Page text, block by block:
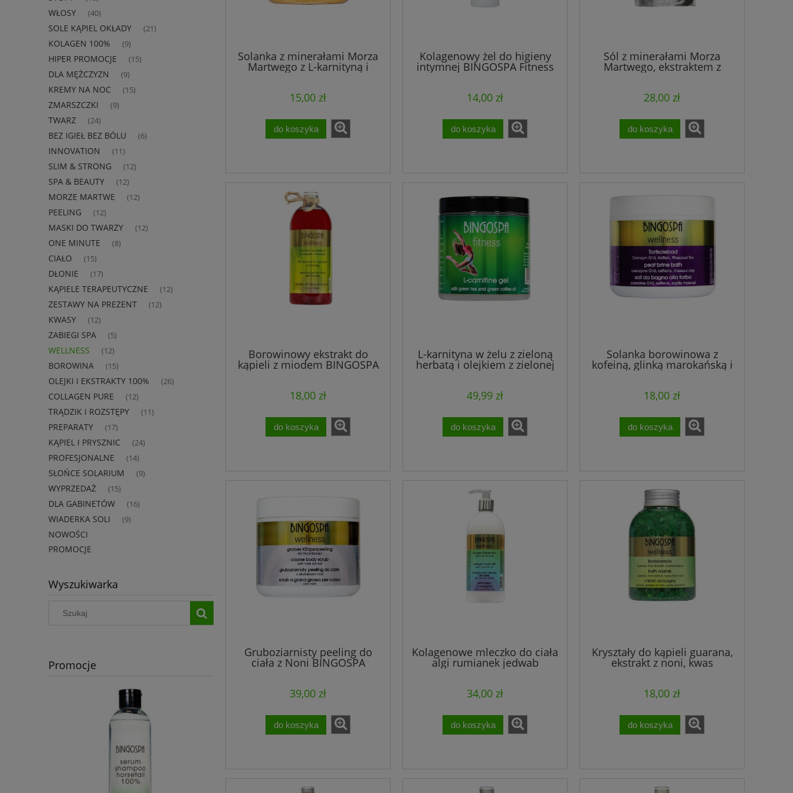
WŁOSY (40)
SOLE KĄPIEL OKŁADY (21)
KOLAGEN 100% (9)
HIPER PROMOCJE (15)
DLA MĘŻCZYZN (9)
KREMY NA NOC (15)
ZMARSZCZKI (9)
TWARZ (24)
BEZ IGIEŁ BEZ BÓLU (6)
INNOVATION (11)
SLIM & STRONG (12)
SPA & BEAUTY (12)
MORZE MARTWE (12)
PEELING (12)
MASKI DO TWARZY (12)
ONE MINUTE (8)
CIAŁO (15)
DŁONIE (17)
KĄPIELE TERAPEUTYCZNE (12)
ZESTAWY NA PREZENT (12)
KWASY (12)
ZABIEGI SPA (5)
WELLNESS (12)
BOROWINA (15)
OLEJKI I EKSTRAKTY 100% (26)
COLLAGEN PURE (12)
TRĄDZIK I ROZSTĘPY (11)
PREPARATY (17)
KĄPIEL I PRYSZNIC (24)
PROFESJONALNE (14)
SŁOŃCE SOLARIUM (9)
WYPRZEDAŻ (15)
DLA GABINETÓW (16)
WIADERKA SOLI (9)
NOWOŚCI
PROMOCJE
Wyszukiwarka
Promocje
Solanka z minerałami Morza
Martwego z L-karnityną i
guaraną BINGOSPA wellness
15,00 zł
do koszyka
Kolagenowy żel do higieny
intymnej BINGOSPA Fitness
14,00 zł
do koszyka
Sól z minerałami Morza
Martwego, ekstraktem z
aloesu, lnu i rumianku
28,00 zł
do koszyka
Borowinowy ekstrakt do
kąpieli z miodem BINGOSPA
18,00 zł
do koszyka
L-karnityna w żelu z zieloną
herbatą i olejkiem z zielonej
kawy BINGOSPA Fitness
49,99 zł
do koszyka
Solanka borowinowa z
kofeiną, glinką marokańską i
koenzymem Q 10 BINGOSPA
18,00 zł
do koszyka
Gruboziarnisty peeling do
ciała z Noni BINGOSPA
39,00 zł
do koszyka
Kolagenowe mleczko do ciała
algi rumianek jedwab
BINGOSPA wellness
34,00 zł
do koszyka
Kryształy do kąpieli guarana,
ekstrakt z noni, kwas
18,00 zł
do koszyka